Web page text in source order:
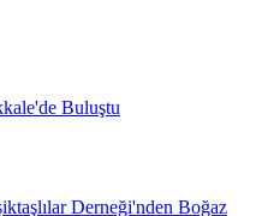
Buluştu
Derneği'nden Boğaz